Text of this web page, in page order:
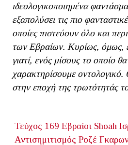
ιδεολογικοποιημένα
εξαπολύσει τις πιο
οποίες πιστεύουν όλο και
των Εβραίων. Κυρίως, όμως,
γιατί, ενός μίσους το οποίο
χαρακτηρίσουμε οντολογικό.
στην εποχή της τρωτότητάς
Τεύχος 169 Εβραίοι Shoah
Αντισημιτισμός Ροζέ